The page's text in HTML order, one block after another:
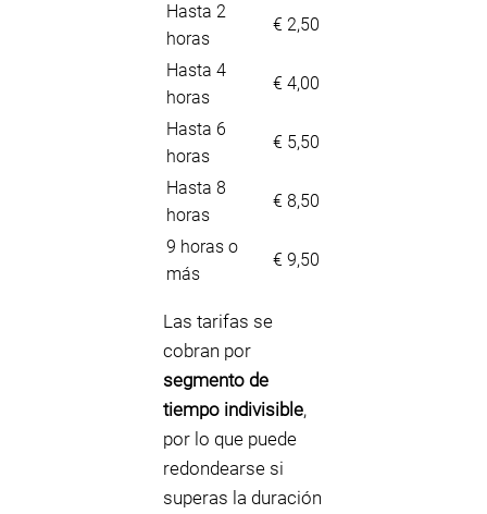
Hasta 2
horas
€ 2,50
Hasta 4
horas
€ 4,00
Hasta 6
horas
€ 5,50
Hasta 8
horas
€ 8,50
9 horas o
más
€ 9,50
Las tarifas se
cobran por
segmento de
tiempo indivisible,
por lo que puede
redondearse si
superas la duración